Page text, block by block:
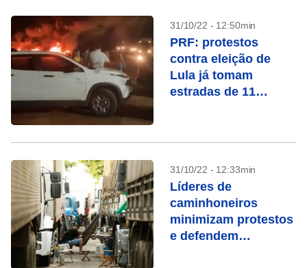
31/10/22 - 12:50min
PRF: protestos
contra eleição de
Lula já tomam
estradas de 11
31/10/22 - 12:33min
Líderes de
caminhoneiros
minimizam protestos
e defendem